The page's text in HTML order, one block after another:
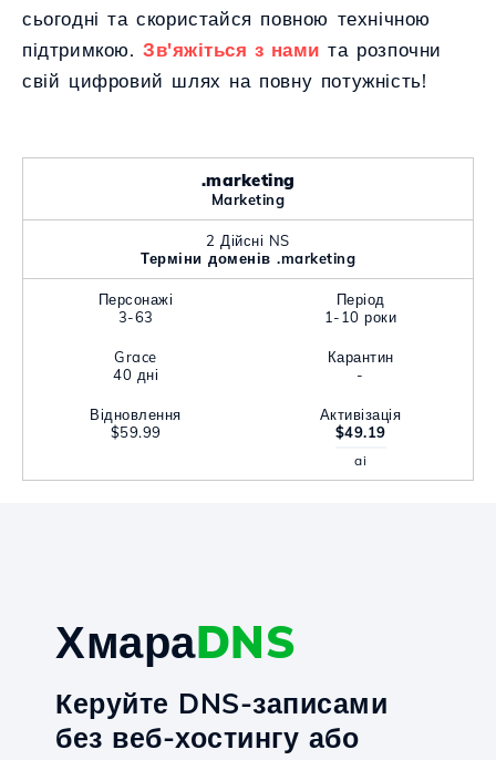
сьогодні та скористайся повною технічною
підтримкою.Зв'яжіться з нами та розпочни
свій цифровий шлях на повну потужність!
.marketing
Marketing
2 Дійсні NS
Терміни доменів .marketing
Персонажі
3-63
Період
1-10 роки
Grace
40 дні
Карантин
-
Відновлення
$59.99
Активізація
$49.19
ai
ХмараDNS
Керуйте DNS-записами
без веб-хостингу або